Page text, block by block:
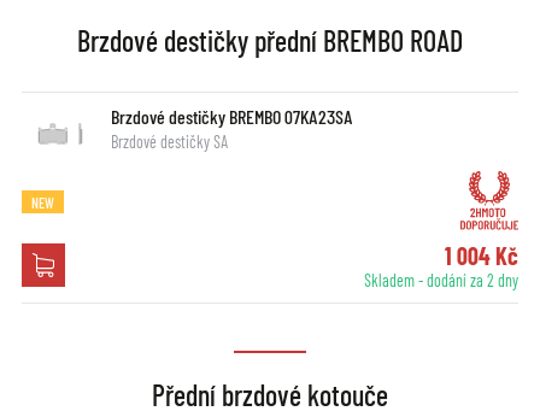
Brzdové destičky přední BREMBO ROAD
Brzdové destičky BREMBO 07KA23SA
Brzdové destičky SA
NEW
1 004 Kč
Skladem - dodání za 2 dny
Přední brzdové kotouče